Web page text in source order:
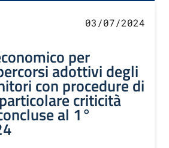
03/07/2024
per
adottivi degli
con procedure di
criticità
al 1°